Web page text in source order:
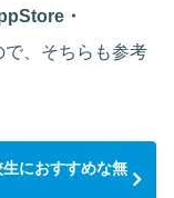
・
、そちらも参考
におすすめな無